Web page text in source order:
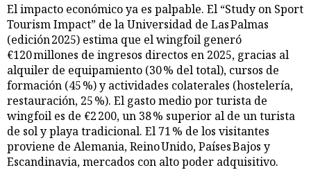
El impacto económico ya es palpable. El “Study on Sport
Tourism Impact” de la Universidad de Las Palmas
(edición 2025) estima que el wingfoil generó
€120 millones de ingresos directos en 2025, gracias al
alquiler de equipamiento (30 % del total), cursos de
formación (45 %) y actividades colaterales (hostelería,
restauración, 25 %). El gasto medio por turista de
wingfoil es de €2 200, un 38 % superior al de un turista
de sol y playa tradicional. El 71 % de los visitantes
proviene de Alemania, Reino Unido, Países Bajos y
Escandinavia, mercados con alto poder adquisitivo.